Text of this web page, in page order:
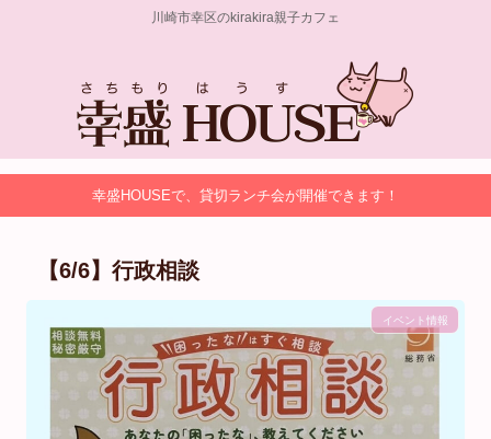
川崎市幸区のkirakira親子カフェ
幸盛HOUSEで、貸切ランチ会が開催できます！
【6/6】行政相談
イベント情報